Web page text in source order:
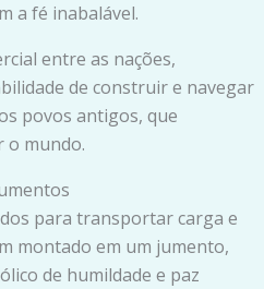
a fé inabalável.
entre as nações,
de construir e navegar
povos antigos, que
o mundo.
para transportar carga e
montado em um jumento,
de humildade e paz